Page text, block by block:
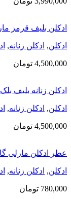
ادکلن بلیف قرمز
ادکلن, ادکلن زنانه,
4,500,000 تومان
ادکلن زنانه بلیف
ادکلن, ادکلن زنانه,
4,500,000 تومان
عطر ادکلن مارلی
ادکلن, ادکلن زنانه,
780,000 تومان